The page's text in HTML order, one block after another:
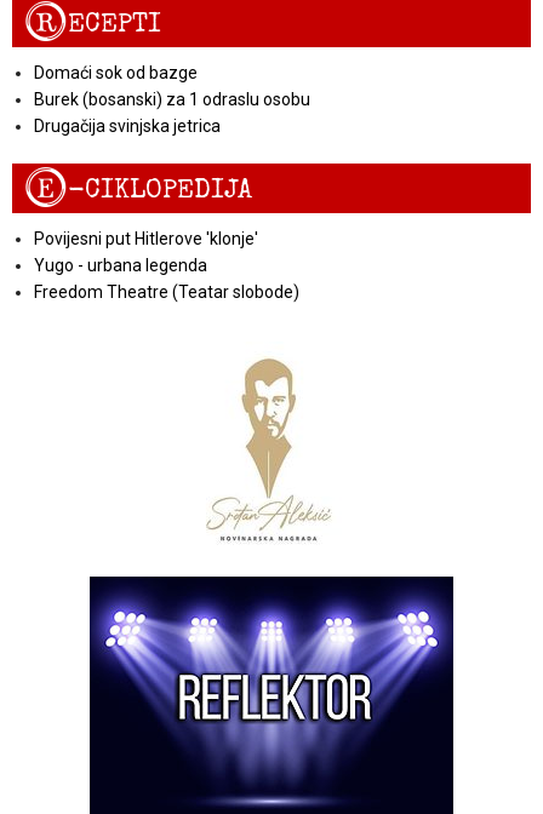
RECEPTI
Domaći sok od bazge
Burek (bosanski) za 1 odraslu osobu
Drugačija svinjska jetrica
E-CIKLOPEDIJA
Povijesni put Hitlerove 'klonje'
Yugo - urbana legenda
Freedom Theatre (Teatar slobode)